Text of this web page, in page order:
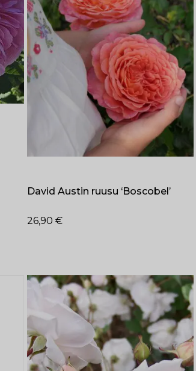
David Austin ruusu ‘Boscobel’
26,90€